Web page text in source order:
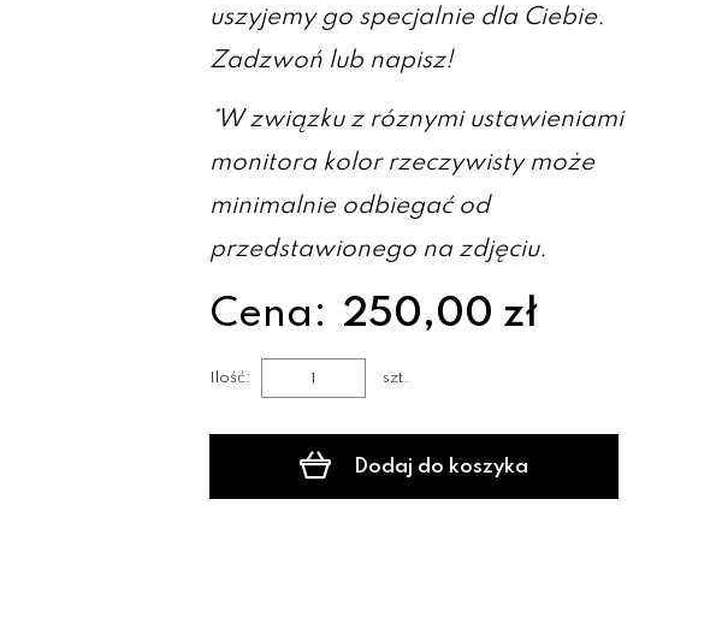
uszyjemy go specjalnie dla Ciebie.
Zadzwoń lub napisz!
*W związku z róznymi ustawieniami
monitora kolor rzeczywisty może
minimalnie odbiegać od
przedstawionego na zdjęciu.
Cena: 250,00 zł
Ilość: szt.
Dodaj do koszyka